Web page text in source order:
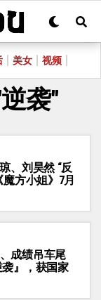
美女 视频
逆袭"
、刘昊然 “反
方小姐》7月
成绩吊车尾
』，获国家